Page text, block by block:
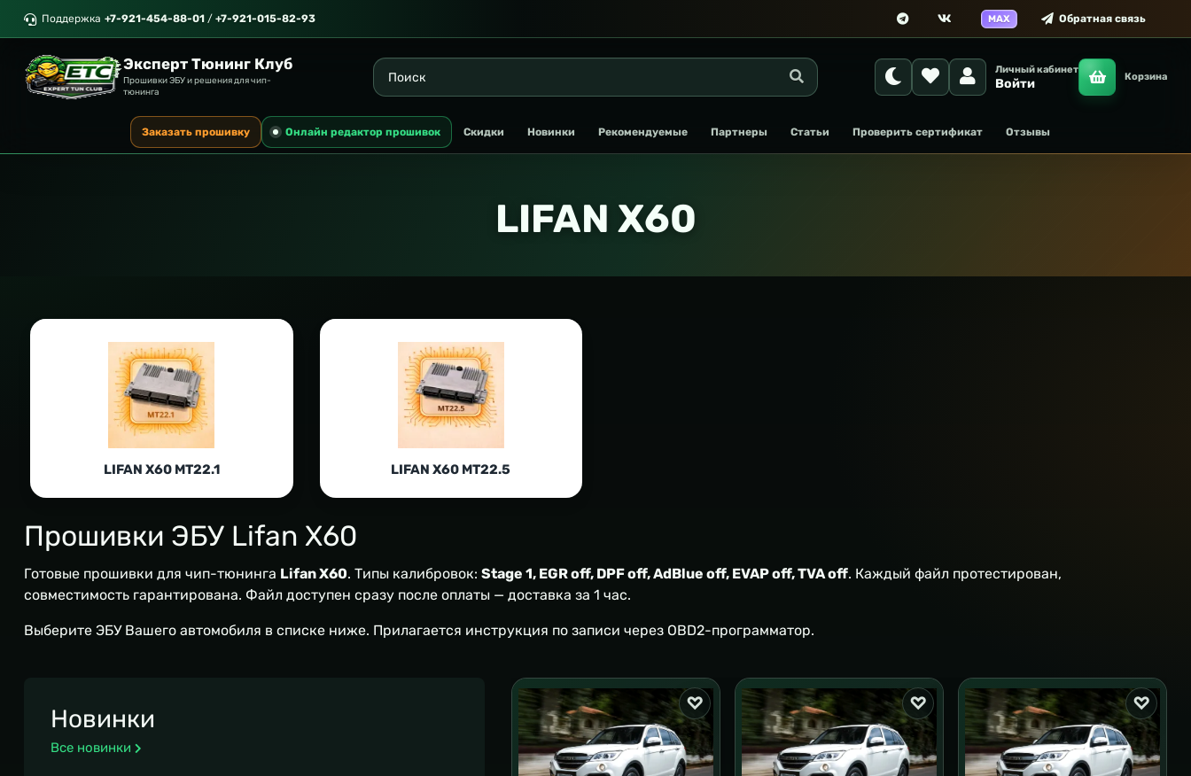
Поддержка +7-921-454-88-01 / +7-921-015-82-93 MAX Обратная связь
Эксперт Тюнинг Клуб
Прошивки ЭБУ и решения для чип-
тюнинга
Личный кабинет
Войти Корзина
Заказать прошивку Онлайн редактор прошивок Скидки Новинки Рекомендуемые Партнеры Статьи Проверить сертификат Отзывы
LIFAN X60
LIFAN X60 MT22.1 LIFAN X60 MT22.5
Прошивки ЭБУ Lifan X60
Готовые прошивки для чип-тюнинга Lifan X60. Типы калибровок: Stage 1, EGR off, DPF off, AdBlue off, EVAP off, TVA off. Каждый файл протестирован,
совместимость гарантирована. Файл доступен сразу после оплаты — доставка за 1 час.
Выберите ЭБУ Вашего автомобиля в списке ниже. Прилагается инструкция по записи через OBD2-программатор.
Новинки
Все новинки